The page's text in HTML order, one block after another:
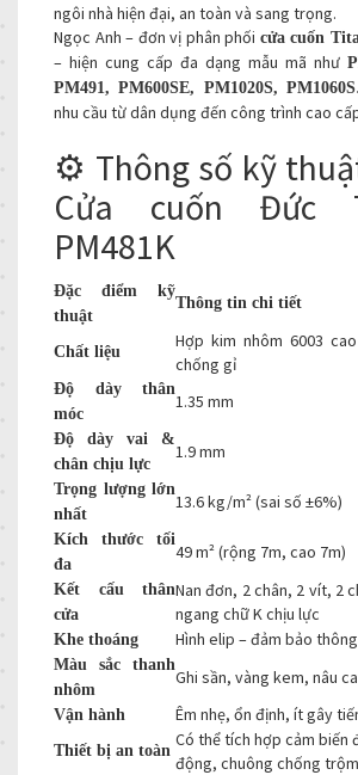
ngôi nhà hiện đại, an toàn và sang trọng.
Ngọc Anh – đơn vị phân phối cửa cuốn
– hiện cung cấp đa dạng mẫu mã như
PM491, PM600SE, PM1020S,
nhu cầu từ dân dụng đến công trình cao
⚙️ Thông số kỹ
Cửa cuốn Đức
PM481K
Đặc điểm kỹ
thuật
Thông tin chi tiết
Chất liệu
Hợp kim nhôm 6003
chống gỉ
Độ dày thân
móc
1.35 mm
Độ dày vai &
chân chịu lực
1.9 mm
Trọng lượng lớn
nhất
13.6 kg/m² (sai số ±6%)
Kích thước tối
đa
49 m² (rộng 7m, cao 7m)
Kết cấu thân
cửa
Nan đơn, 2 chân, 2 vít, 2
ngang chữ K chịu lực
Khe thoáng Hình elip – đảm bảo
Màu sắc thanh
nhôm
Ghi sần, vàng kem, nâu
Vận hành Êm nhẹ, ổn định, ít gây
Thiết bị an toàn
Có thể tích hợp cảm biến
động, chuông chống trộm